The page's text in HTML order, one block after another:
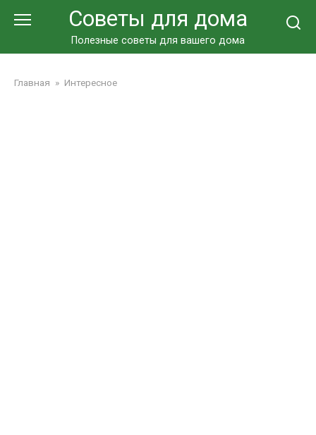
Советы для дома
Полезные советы для вашего дома
Главная » Интересное